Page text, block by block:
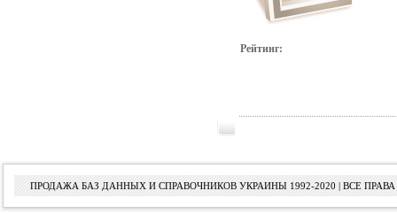
Рейтинг:
ПРОДАЖА БАЗ ДАННЫХ И СПРАВОЧНИКОВ УКРАИНЫ 1992-2020 | ВСЕ